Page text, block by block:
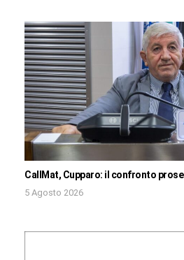
CallMat, Cupparo: il confronto
5 Agosto 2026